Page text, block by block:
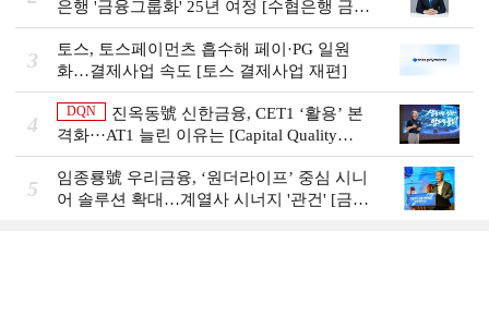
은행 '금융그룹화' 25년 여정 [수협은행 금융
그룹의 꿈①]
3
토스, 토스페이먼츠 흡수해 페이·PG 일원
화…결제사업 속도 [토스 결제사업 재편]
4
DQN
진옥동號 신한금융, CET1 ‘활용’ 본
격화···AT1 늘린 이유는 [Capital Quality
Review]
5
임종룡號 우리금융, ‘원더라이프’ 중심 시니
어 솔루션 확대…계열사 시너지 '관건' [금융